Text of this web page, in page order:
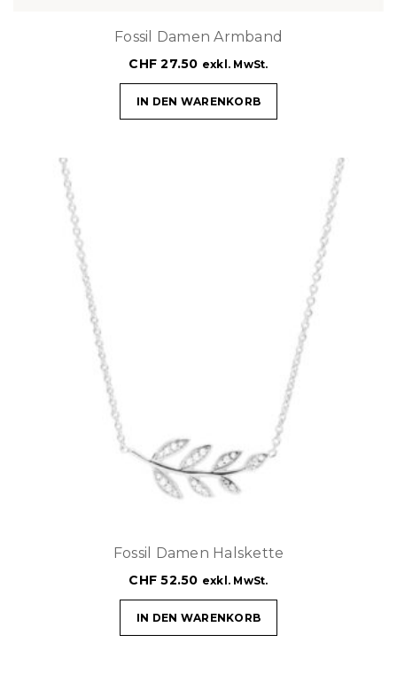
Fossil Damen Armband
CHF 27.50 exkl. MwSt.
IN DEN WARENKORB
Fossil Damen Halskette
CHF 52.50 exkl. MwSt.
IN DEN WARENKORB